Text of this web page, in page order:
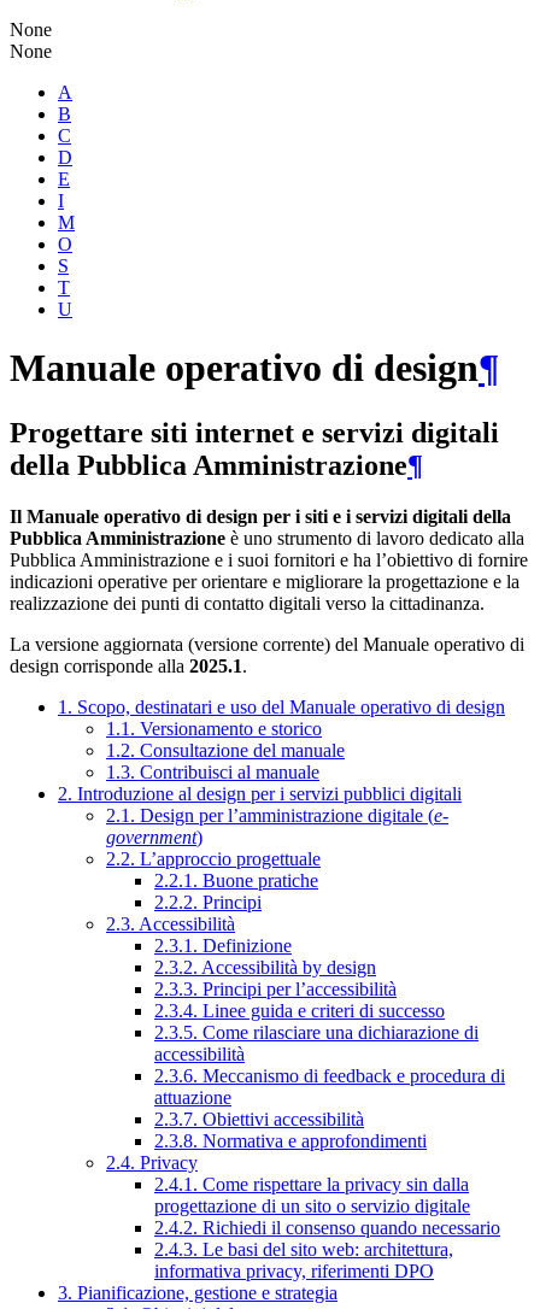
None
None
A
B
C
D
E
I
M
O
S
T
U
Manuale operativo di design¶
Progettare siti internet e servizi digitali
della Pubblica Amministrazione¶
Il Manuale operativo di design per i siti e i servizi digitali della
Pubblica Amministrazione è uno strumento di lavoro dedicato alla
Pubblica Amministrazione e i suoi fornitori e ha l’obiettivo di fornire
indicazioni operative per orientare e migliorare la progettazione e la
realizzazione dei punti di contatto digitali verso la cittadinanza.
La versione aggiornata (versione corrente) del Manuale operativo di
design corrisponde alla 2025.1.
1. Scopo, destinatari e uso del Manuale operativo di design
1.1. Versionamento e storico
1.2. Consultazione del manuale
1.3. Contribuisci al manuale
2. Introduzione al design per i servizi pubblici digitali
2.1. Design per l’amministrazione digitale (e-
government)
2.2. L’approccio progettuale
2.2.1. Buone pratiche
2.2.2. Principi
2.3. Accessibilità
2.3.1. Definizione
2.3.2. Accessibilità by design
2.3.3. Principi per l’accessibilità
2.3.4. Linee guida e criteri di successo
2.3.5. Come rilasciare una dichiarazione di
accessibilità
2.3.6. Meccanismo di feedback e procedura di
attuazione
2.3.7. Obiettivi accessibilità
2.3.8. Normativa e approfondimenti
2.4. Privacy
2.4.1. Come rispettare la privacy sin dalla
progettazione di un sito o servizio digitale
2.4.2. Richiedi il consenso quando necessario
2.4.3. Le basi del sito web: architettura,
informativa privacy, riferimenti DPO
3. Pianificazione, gestione e strategia